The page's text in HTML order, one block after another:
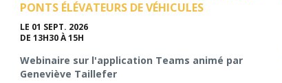
PONTS ÉLÉVATEURS DE VÉHICULES
LE 01 SEPT. 2026
DE 13H30 À 15H
Webinaire sur l'application Teams animé par
Geneviève Taillefer